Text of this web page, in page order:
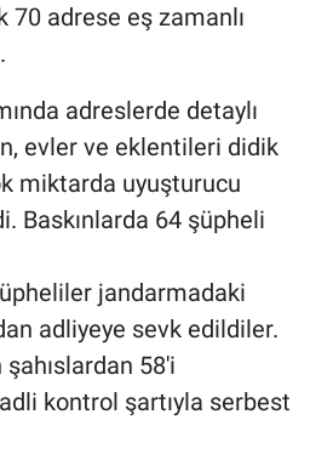
70 adrese eş zamanlı
adreslerde detaylı
evler ve eklentileri didik
miktarda uyuşturucu
Baskınlarda 64 şüpheli
jandarmadaki
adliyeye sevk edildiler.
58'i
kontrol şartıyla serbest